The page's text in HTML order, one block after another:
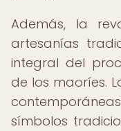
Además, la
artesanías
integral del
de los maoríes.
símbolos